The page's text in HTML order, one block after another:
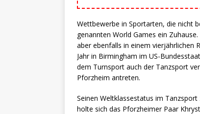
Wettbewerbe in Sportarten, die nicht
genannten World Games ein
aber ebenfalls in einem vierjährlichen
Jahr in Birmingham im US-
dem Turnsport auch der Tanzsport
Pforzheim antreten.
Seinen Weltklassestatus im
holte sich das Pforzheimer Paar